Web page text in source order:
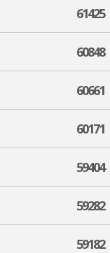
61425
60848
60661
60171
59404
59282
59182